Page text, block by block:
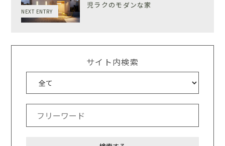
NEXT ENTRY
児ラクのモダンな家
サイト内検索